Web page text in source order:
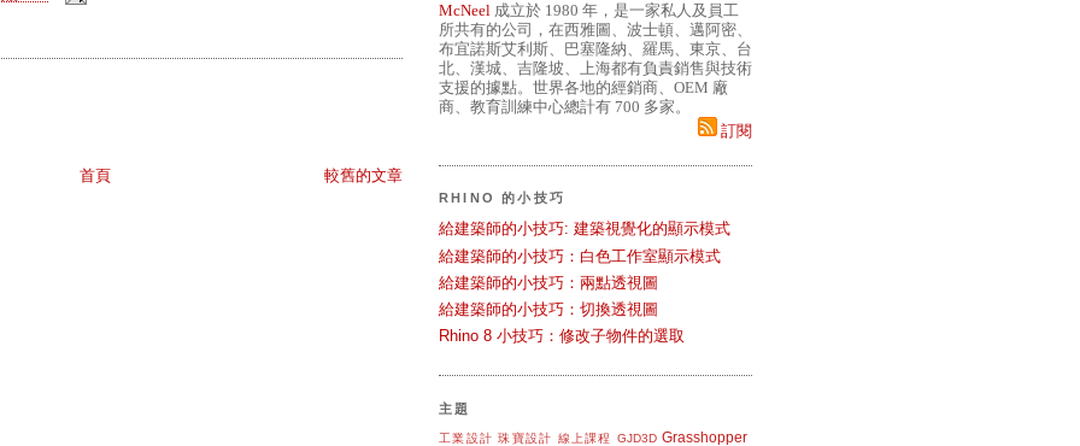
較舊的文章
首頁
McNeel 成立於 1980 年，是一家私人及員工
所共有的公司，在西雅圖、波士頓、邁阿密、
布宜諾斯艾利斯、巴塞隆納、羅馬、東京、台
北、漢城、吉隆坡、上海都有負責銷售與技術
支援的據點。世界各地的經銷商、OEM 廠
商、教育訓練中心總計有 700 多家。
訂閱
RHINO 的小技巧
給建築師的小技巧: 建築視覺化的顯示模式
給建築師的小技巧：白色工作室顯示模式
給建築師的小技巧：兩點透視圖
給建築師的小技巧：切換透視圖
Rhino 8 小技巧：修改子物件的選取
主題
工業設計 珠寶設計 線上課程 GJD3D Grasshopper